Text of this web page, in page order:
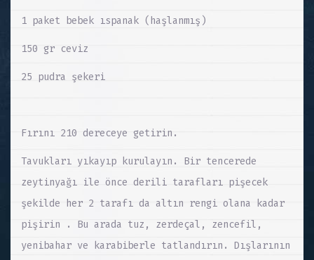
1 paket bebek ıspanak (haşlanmış)
150 gr ceviz
25 pudra şekeri
Fırını 210 dereceye getirin.
Tavukları yıkayıp kurulayın. Bir tencerede
zeytinyağı ile önce derili tarafları pişecek
şekilde her 2 tarafı da altın rengi olana kadar
pişirin . Bu arada tuz, zerdeçal, zencefil,
yenibahar ve karabiberle tatlandırın. Dışlarının